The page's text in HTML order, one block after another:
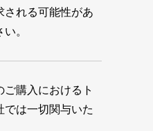
される可能性があ
。
購入におけるト
では一切関与いた